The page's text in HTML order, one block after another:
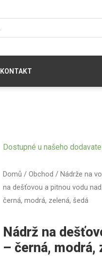
KONTAKT
Domů / Obchod / Nádrže na
na dešťovou a pitnou vodu
černá, modrá, zelená, šedá
Nádrž na
– černá, modrá,
Dostupné u našeho